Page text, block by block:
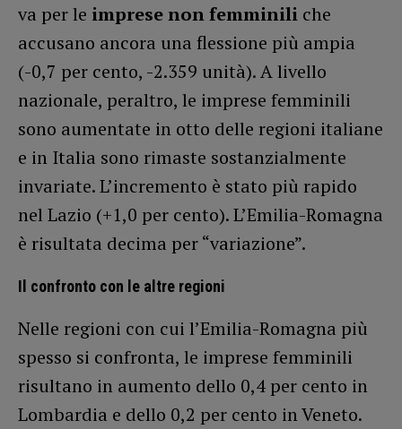
va per le imprese non femminili che
accusano ancora una flessione più ampia
(-0,7 per cento, -2.359 unità). A livello
nazionale, peraltro, le imprese femminili
sono aumentate in otto delle regioni italiane
e in Italia sono rimaste sostanzialmente
invariate. L’incremento è stato più rapido
nel Lazio (+1,0 per cento). L’Emilia-Romagna
è risultata decima per “variazione”.
Il confronto con le altre regioni
Nelle regioni con cui l’Emilia-Romagna più
spesso si confronta, le imprese femminili
risultano in aumento dello 0,4 per cento in
Lombardia e dello 0,2 per cento in Veneto.